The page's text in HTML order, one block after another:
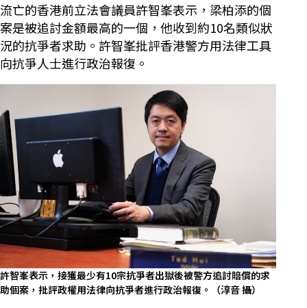
流亡的香港前立法會議員許智峯表示，梁柏添的個
案是被追討金額最高的一個，他收到約10名類似狀
況的抗爭者求助。許智峯批評香港警方用法律工具
向抗爭人士進行政治報復。
許智峯表示，接獲最少有10宗抗爭者出獄後被警方追討賠償的求
助個案，批評政權用法律向抗爭者進行政治報復。（淳音 攝）